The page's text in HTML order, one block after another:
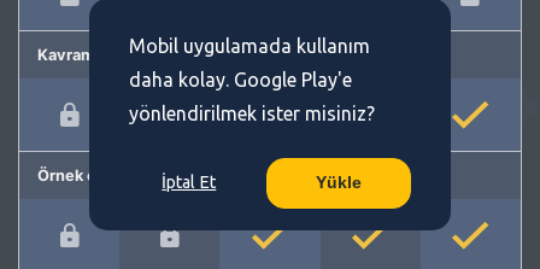
Kavram önerme
Örnek cümleler
Mobil uygulamada kullanım
daha kolay. Google Play'e
yönlendirilmek ister misiniz?
İptal Et Yükle